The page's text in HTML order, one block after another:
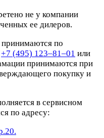
не у компании
ее дилеров.
принимаются по
+7 (495) 123–81–01 или
принимаются при
покупку и
в сервисном
по адресу: